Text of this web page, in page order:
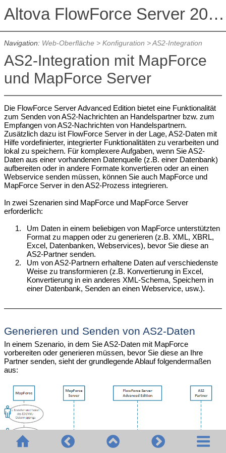
Altova FlowForce Server 2026 Advanced Edition
Navigation: Web-Oberfläche> Konfiguration >AS2-Integration
AS2-Integration mit MapForce
und MapForce Server
Die FlowForce Server Advanced Edition bietet eine Funktionalität
zum Senden von AS2-Nachrichten an Handelspartner bzw. zum
Empfangen von AS2-Nachrichten von Handelspartnern.
Zusätzlich dazu ist FlowForce Server in der Lage, AS2-Daten mit
Hilfe vordefinierter, integrierter Funktionalitäten zu verarbeiten und
lokal zu speichern. Für komplexere Aufgaben, wenn Sie AS2-
Daten aus einer vorhandenen Datenquelle (z.B. einer Datenbank)
aufbereiten oder in andere Formate konvertieren oder an einen
Webservice senden müssen, können Sie auch MapForce und
MapForce Server in den AS2-Prozess integrieren.
In zwei Szenarien sind MapForce und MapForce Server
erforderlich:
1.
Um Daten in einem beliebigen von MapForce unterstützten
Format zu mappen oder zu generieren (z.B. XML, XBRL,
Excel, Datenbanken, Webservices), bevor Sie diese an
AS2-Partner senden.
2.
Um von AS2-Partnern erhaltene Daten auf verschiedenste
Weise zu transformieren (z.B. Konvertierung in Excel,
Konvertierung in ein anderes XML-Schema, Speichern in
einer Datenbank, Senden an einen Webservice, usw.).
Generieren und Senden von AS2-Daten
In einem Szenario, in dem Sie AS2-Daten mit MapForce
vorbereiten oder generieren müssen, bevor Sie diese an Ihre
Partner senden, sieht der grundlegende Ablauf folgendermaßen
aus: